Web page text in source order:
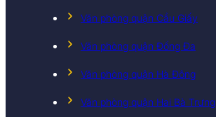
Văn phòng quận Cầu Giấy
Văn phòng quận Đống Đa
Văn phòng quận Hà Đông
Văn phòng quận Hai Bà Trưng